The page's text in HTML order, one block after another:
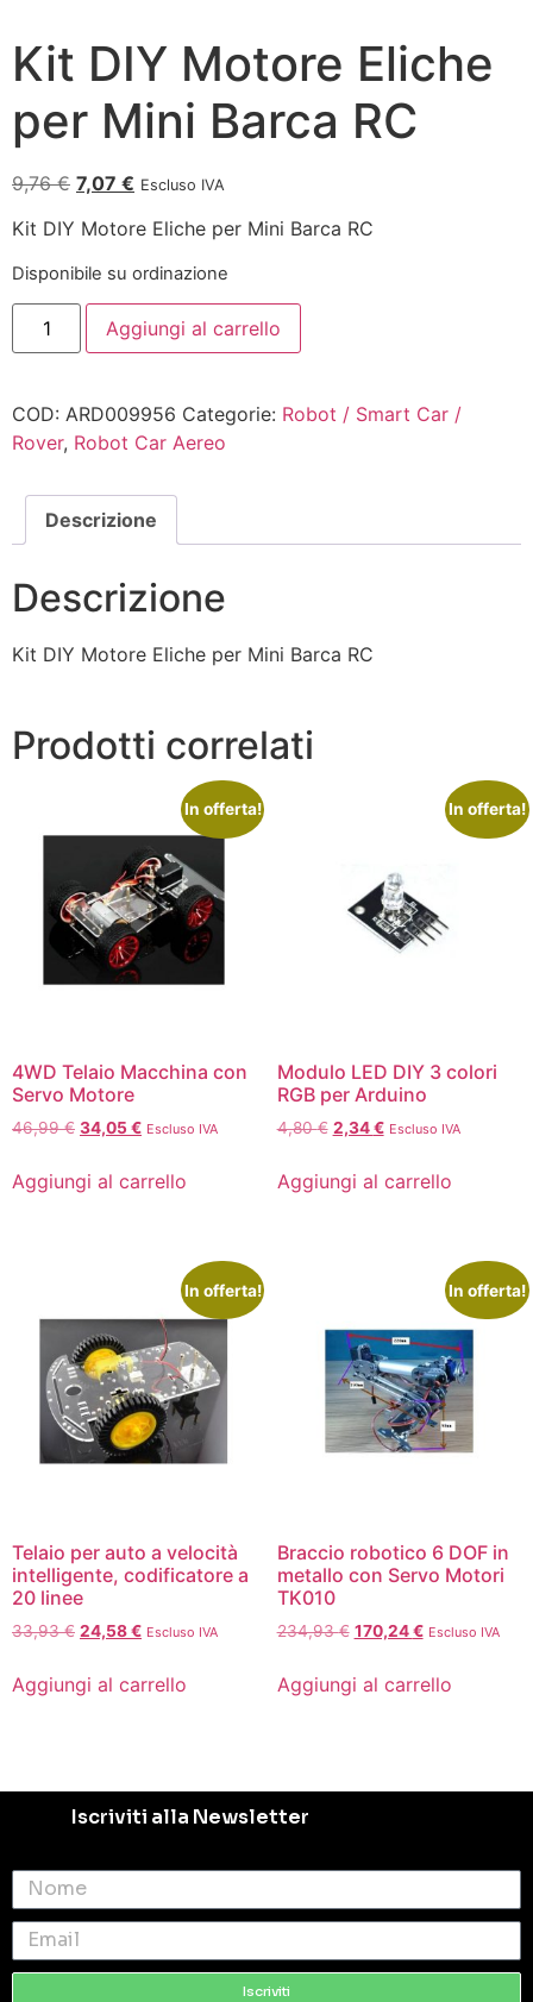
Kit DIY Motore Eliche
per Mini Barca RC
9,76€ 7,07 € Escluso IVA
Kit DIY Motore Eliche per Mini Barca RC
Disponibile su ordinazione
Aggiungi al carrello
COD: ARD009956 Categorie: Robot / Smart Car /
Rover, Robot Car Aereo
Descrizione
Descrizione
Kit DIY Motore Eliche per Mini Barca RC
Prodotti correlati
In offerta!
4WD Telaio Macchina con
Servo Motore
46,99€ 34,05€ Escluso IVA
Aggiungi al carrello
In offerta!
Modulo LED DIY 3 colori
RGB per Arduino
4,80€ 2,34€ Escluso IVA
Aggiungi al carrello
In offerta!
Telaio per auto a velocità
intelligente, codificatore a
20 linee
33,93€ 24,58€ Escluso IVA
Aggiungi al carrello
In offerta!
Braccio robotico 6 DOF in
metallo con Servo Motori
TK010
234,93€ 170,24€ Escluso IVA
Aggiungi al carrello
Iscriviti alla Newsletter
Iscriviti